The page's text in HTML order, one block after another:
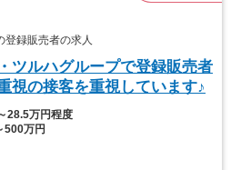
録販売者の求人
ツルハグループで登録販売者
視の接客を重視しています♪
28.5万円程度
500万円